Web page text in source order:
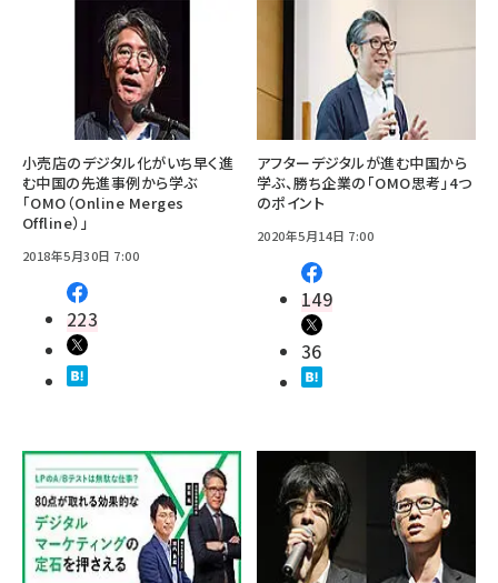
小売店のデジタル化がいち早く進
む中国の先進事例から学ぶ
「OMO（Online Merges
Offline）」
2018年5月30日 7:00
223
アフターデジタルが進む中国から
学ぶ、勝ち企業の「OMO思考」4つ
のポイント
2020年5月14日 7:00
149
36